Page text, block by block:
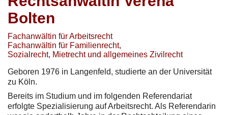
Bolten
Fachanwältin für Arbeitsrecht
Fachanwältin für Familienrecht,
Sozialrecht, Mietrecht und allgemeines Zivilrecht
Geboren 1976 in Langenfeld, studierte an der Universität
zu Köln.
Bereits im Studium und im folgenden Referendariat
erfolgte Spezialisierung auf Arbeitsrecht. Als Referendarin